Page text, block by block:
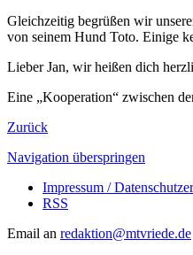
Gleichzeitig begrüßen wir
von seinem Hund Toto. Einige
Lieber Jan, wir heißen dich
Eine „Kooperation“ zwischen
Zurück
Navigation überspringen
Impressum /
RSS
Email an redaktion@mtvriede.de